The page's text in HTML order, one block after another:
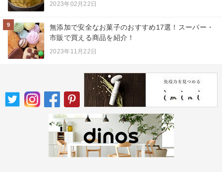
2023年02月22日
9
無添加で安全なお菓子のおすすめ17選！スーパー・
市販で買える商品を紹介！
2023年11月22日